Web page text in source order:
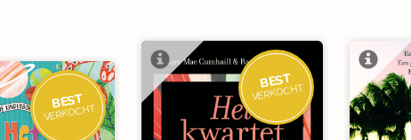
BEST
VERKOCHT
BEST
VERKOCHT